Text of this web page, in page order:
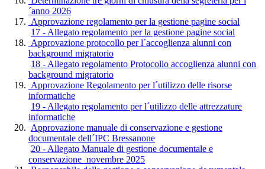
´anno 2026
Approvazione regolamento per la gestione pagine social
17 - Allegato regolamento per la gestione pagine social
Approvazione protocollo per l´accoglienza alunni con
background migratorio
18 - Allegato regolamento Protocollo accoglienza alunni con
background migratorio
Approvazione Regolamento per l´utilizzo delle risorse
informatiche
19 - Allegato regolamento per l´utilizzo delle attrezzature
informatiche
Approvazione manuale di conservazione e gestione
documentale dell´IPC Bressanone
20 - Allegato Manuale di gestione documentale e
conservazione_novembre 2025